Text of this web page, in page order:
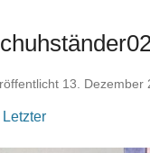
13. Dezember